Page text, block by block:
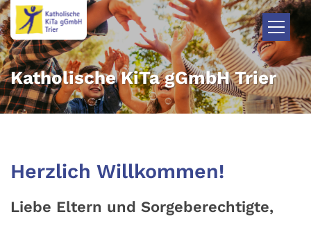
Zum Inhalt springen
Katholische KiTa gGmbH Trier
Herzlich Willkommen!
Liebe Eltern und Sorgeberechtigte,